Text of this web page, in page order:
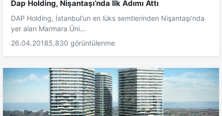
Dap Holding, Nişantaşı’nda İlk Adımı Attı
DAP Holding, İstanbul'un en lüks semtlerinden Nişantaşı’nda
yer alan Marmara Üni...
26.04.20185,830 görüntülenme